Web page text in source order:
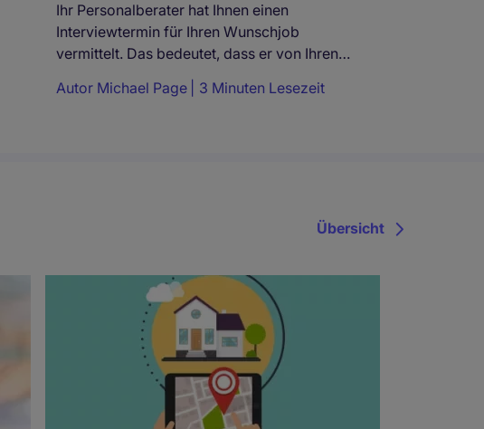
Ihr Personalberater hat Ihnen einen
Interviewtermin für Ihren Wunschjob
vermittelt. Das bedeutet, dass er von Ihren…
Autor Michael Page 3 Minuten Lesezeit
Übersicht